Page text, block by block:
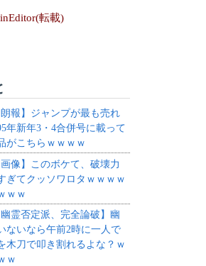
転載)
朗報】ジャンプが最も売れ
年新年3・4合併号に載って
がこちらｗｗｗｗ
画像】このボケて、破壊力
ぎてクッソワロタｗｗｗｗ
ｗｗ
幽霊否定派、完全論破】幽
ないなら午前2時に一人で
木刀で叩き割れるよな？ｗ
ｗ